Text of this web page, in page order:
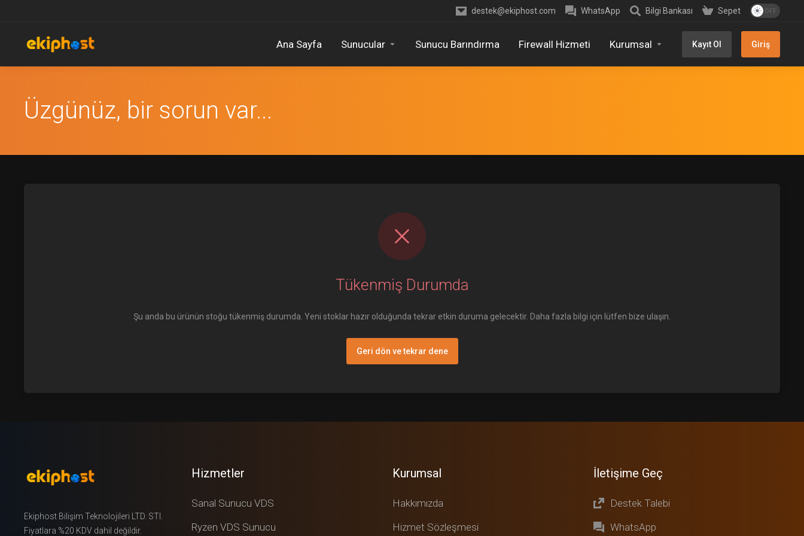
destek@ekiphost.com WhatsApp Bilgi Bankası Sepet
Ana Sayfa Sunucular Sunucu Barındırma Firewall Hizmeti Kurumsal Kayıt Ol Giriş
Üzgünüz, bir sorun var...
Tükenmiş Durumda
Şu anda bu ürünün stoğu tükenmiş durumda. Yeni stoklar hazır olduğunda tekrar etkin duruma gelecektir. Daha fazla bilgi için lütfen bize ulaşın.
Geri dön ve tekrar dene
Ekiphost Bilişim Teknolojileri LTD. STI.
Fiyatlara %20 KDV dahil değildir.
Hizmetler
Sanal Sunucu VDS
Ryzen VDS Sunucu
Kurumsal
Hakkımızda
Hizmet Sözleşmesi
İletişime Geç
Destek Talebi
WhatsApp